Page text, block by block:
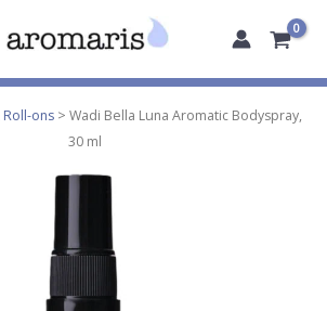
ons> Wadi Bella Luna Aromatic Bodyspray,
30 ml